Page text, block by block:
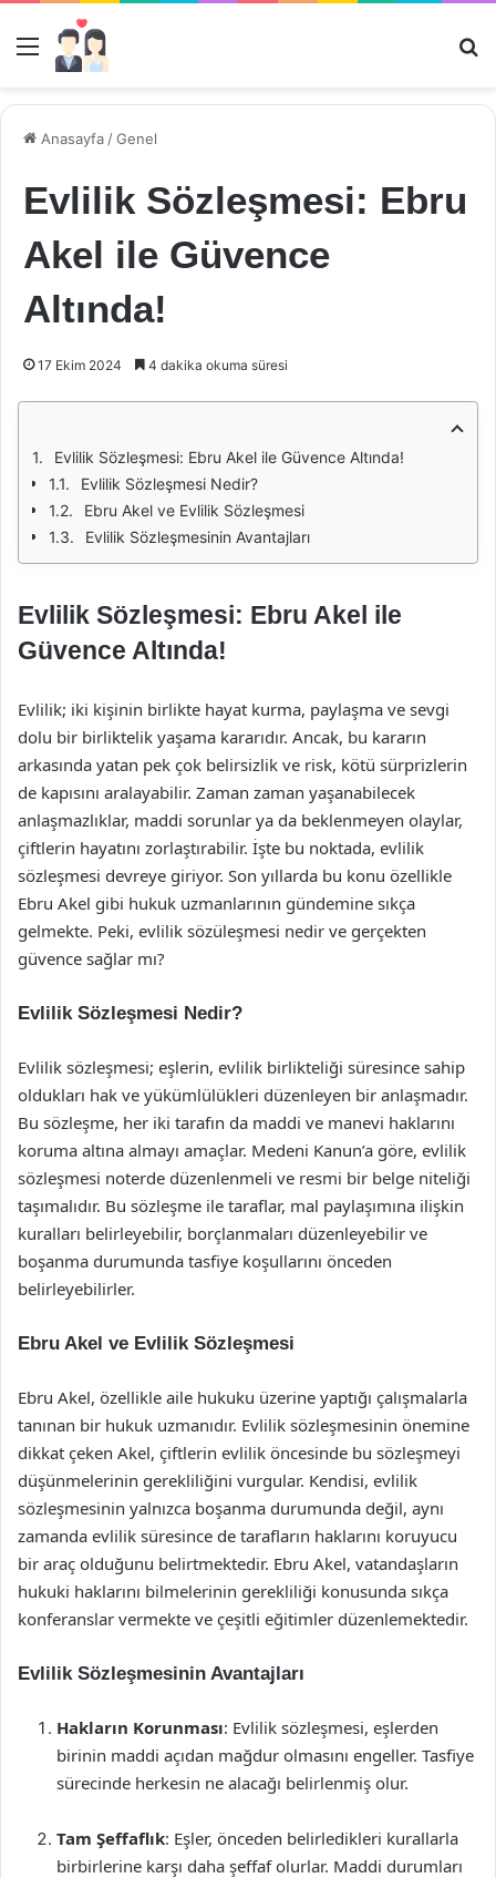
Menü
Anasayfa /Genel
Evlilik Sözleşmesi: Ebru
Akel ile Güvence
Altında!
17 Ekim 2024 4 dakika okuma süresi
Evlilik Sözleşmesi: Ebru Akel ile Güvence Altında!
Evlilik Sözleşmesi Nedir?
Ebru Akel ve Evlilik Sözleşmesi
Evlilik Sözleşmesinin Avantajları
Evlilik Sözleşmesi: Ebru Akel ile
Güvence Altında!
Evlilik; iki kişinin birlikte hayat kurma, paylaşma ve sevgi
dolu bir birliktelik yaşama kararıdır. Ancak, bu kararın
arkasında yatan pek çok belirsizlik ve risk, kötü sürprizlerin
de kapısını aralayabilir. Zaman zaman yaşanabilecek
anlaşmazlıklar, maddi sorunlar ya da beklenmeyen olaylar,
çiftlerin hayatını zorlaştırabilir. İşte bu noktada, evlilik
sözleşmesi devreye giriyor. Son yıllarda bu konu özellikle
Ebru Akel gibi hukuk uzmanlarının gündemine sıkça
gelmekte. Peki, evlilik sözüleşmesi nedir ve gerçekten
güvence sağlar mı?
Evlilik Sözleşmesi Nedir?
Evlilik sözleşmesi; eşlerin, evlilik birlikteliği süresince sahip
oldukları hak ve yükümlülükleri düzenleyen bir anlaşmadır.
Bu sözleşme, her iki tarafın da maddi ve manevi haklarını
koruma altına almayı amaçlar. Medeni Kanun’a göre, evlilik
sözleşmesi noterde düzenlenmeli ve resmi bir belge niteliği
taşımalıdır. Bu sözleşme ile taraflar, mal paylaşımına ilişkin
kuralları belirleyebilir, borçlanmaları düzenleyebilir ve
boşanma durumunda tasfiye koşullarını önceden
belirleyebilirler.
Ebru Akel ve Evlilik Sözleşmesi
Ebru Akel, özellikle aile hukuku üzerine yaptığı çalışmalarla
tanınan bir hukuk uzmanıdır. Evlilik sözleşmesinin önemine
dikkat çeken Akel, çiftlerin evlilik öncesinde bu sözleşmeyi
düşünmelerinin gerekliliğini vurgular. Kendisi, evlilik
sözleşmesinin yalnızca boşanma durumunda değil, aynı
zamanda evlilik süresince de tarafların haklarını koruyucu
bir araç olduğunu belirtmektedir. Ebru Akel, vatandaşların
hukuki haklarını bilmelerinin gerekliliği konusunda sıkça
konferanslar vermekte ve çeşitli eğitimler düzenlemektedir.
Evlilik Sözleşmesinin Avantajları
Hakların Korunması: Evlilik sözleşmesi, eşlerden
birinin maddi açıdan mağdur olmasını engeller. Tasfiye
sürecinde herkesin ne alacağı belirlenmiş olur.
Tam Şeffaflık: Eşler, önceden belirledikleri kurallarla
birbirlerine karşı daha şeffaf olurlar. Maddi durumları